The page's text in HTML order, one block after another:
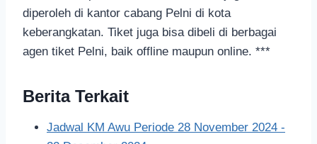
diperoleh di kantor cabang Pelni di kota
keberangkatan. Tiket juga bisa dibeli di berbagai
agen tiket Pelni, baik offline maupun online. ***
Berita Terkait
Jadwal KM Awu Periode 28 November 2024 -